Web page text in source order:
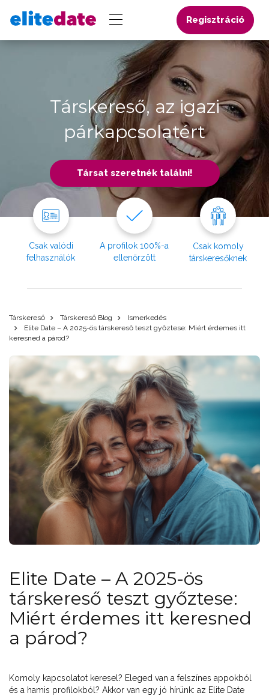
Regisztráció
Társkereső, az igazi
párkapcsolatért
Társat szeretnék találni!
Csak valódi
felhasználók
A profilok 100%-a
ellenőrzött
Csak komoly
társkeresőknek
Társkereső Társkereső Blog
Ismerkedés
Elite Date – A 2025-ös társkereső teszt győztese: Miért érdemes itt
keresned a párod?
Elite Date – A 2025-ös
társkereső teszt győztese:
Miért érdemes itt keresned
a párod?
Komoly kapcsolatot keresel? Eleged van a felszínes appokból
és a hamis profilokból? Akkor van egy jó hírünk: az Elite Date